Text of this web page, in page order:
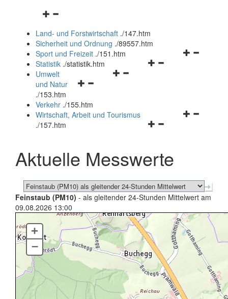
Navigationsmenü
und
schließen
Land- und Forstwirtschaft ./147.htm
Sicherheit und Ordnung ./89557.htm
Navigationsmenü
Sport und Freizeit ./151.htm
Navigationsmenü
Statistik ./statistik.htm
Navigationsmenü
und
schließen
Umwelt
und Natur
./153.htm
Verkehr ./155.htm
Navigationsmenü
schließen
Wirtschaft, Arbeit und Tourismus
./157.htm
Aktuelle Messwerte
Feinstaub (PM10) - als gleitender 24-Stunden Mittelwert am
09.08.2026 13:00
+
–